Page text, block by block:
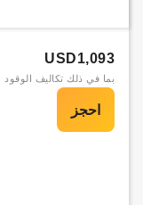
USD1,093
بما في ذلك تكاليف الوقود